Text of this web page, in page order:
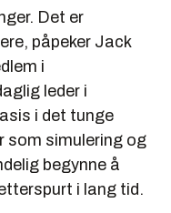
Det er
påpeker Jack
i
leder i
i det tunge
som simulering og
begynne å
i lang tid.